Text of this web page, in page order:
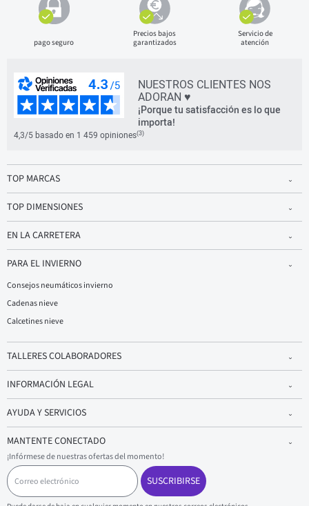
pago seguro
Precios bajos
garantizados
Servicio de
atención
NUESTROS CLIENTES NOS
ADORAN ♥
¡Porque tu satisfacción es lo que
importa!
4,3/5 basado en 1 459 opiniones(3)
TOP MARCAS
TOP DIMENSIONES
EN LA CARRETERA
PARA EL INVIERNO
Consejos neumáticos invierno
Cadenas nieve
Calcetines nieve
TALLERES COLABORADORES
INFORMACIÓN LEGAL
AYUDA Y SERVICIOS
MANTENTE CONECTADO
¡Infórmese de nuestras ofertas del momento!
C
o
r
r
SUSCRIBIRSE